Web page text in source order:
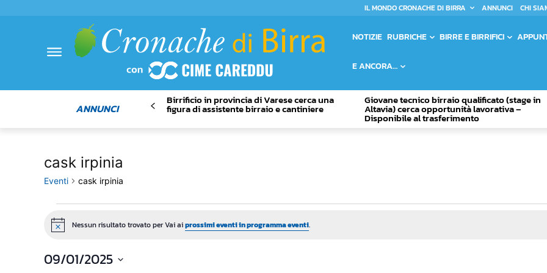
IL MONDO CRONACHE DI BIRRA ANNUNCI CHI
NOTIZIE RUBRICHE BIRRE E BIRRIFICI
E ANCORA…
ANNUNCI
Birrificio in provincia di Varese cerca una
figura di assistente birraio e cantiniere
Giovane tecnico birraio qualificato (stage in
Altavia) cerca opportunità lavorativa –
Disponibile al trasferimento
cask irpinia
Eventi cask irpinia
Eventi
Notice Nessun risultato trovato per Vai aiprossimi eventi in programma eventi.
09/01/2025